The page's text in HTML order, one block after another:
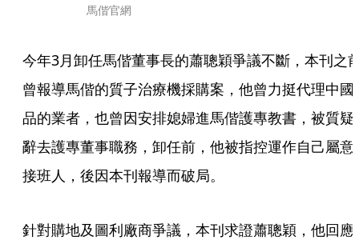
馬偕官網
今年3月卸任馬偕董事長的蕭聰穎爭議不斷，本刊之
曾報導馬偕的質子治療機採購案，他曾力挺代理中國
品的業者，也曾因安排媳婦進馬偕護專教書，被質疑
辭去護專董事職務，卸任前，他被指控運作自己屬意
接班人，後因本刊報導而破局。
針對購地及圖利廠商爭議，本刊求證蕭聰穎，他回應